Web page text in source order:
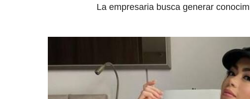
La empresaria busca generar